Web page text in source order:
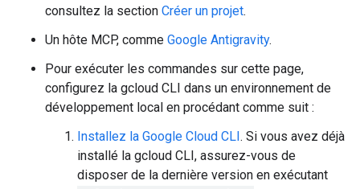
consultez la section Créer un projet.
Un hôte MCP, comme Google Antigravity.
Pour exécuter les commandes sur cette page,
configurez la gcloud CLI dans un environnement de
développement local en procédant comme suit :
Installez la Google Cloud CLI. Si vous avez déjà
installé la gcloud CLI, assurez-vous de
disposer de la dernière version en exécutant